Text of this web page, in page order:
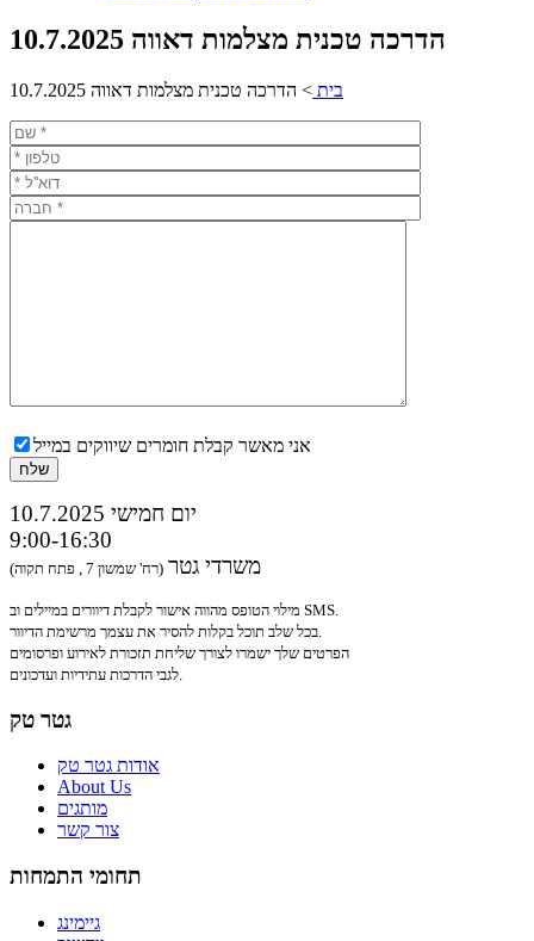
הדרכה טכנית מצלמות דאווה 10.7.2025
בית > הדרכה טכנית מצלמות דאווה 10.7.2025
אני מאשר קבלת חומרים שיווקים במייל
10.7.2025 יום חמישי
9:00-16:30
משרדי גטר (רח' שמשון 7 , פתח תקוה)
מילוי הטופס מהווה אישור לקבלת דיוורים במיילים וב SMS.
גטר טק
אודות גטר טק
About Us
מותגים
צור קשר
תחומי התמחות
גיימינג